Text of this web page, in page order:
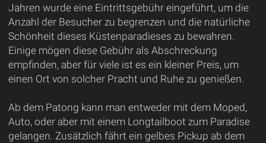
Jahren wurde eine Eintrittsgebühr eingeführt, um die
Anzahl der Besucher zu begrenzen und die natürliche
Schönheit dieses Küstenparadieses zu bewahren.
Einige mögen diese Gebühr als Abschreckung
empfinden, aber für viele ist es ein kleiner Preis, um
einen Ort von solcher Pracht und Ruhe zu genießen.
Ab dem Patong kann man entweder mit dem Moped,
Auto, oder aber mit einem Longtailboot zum Paradise
gelangen. Zusätzlich fährt ein gelbes Pickup ab dem